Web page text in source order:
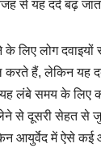
से यह दर्द बढ़
के लिए लोग
करते हैं, लेकिन यह
लंबे समय के लिए
से दूसरी सेहत से
आयुर्वेद में ऐसे